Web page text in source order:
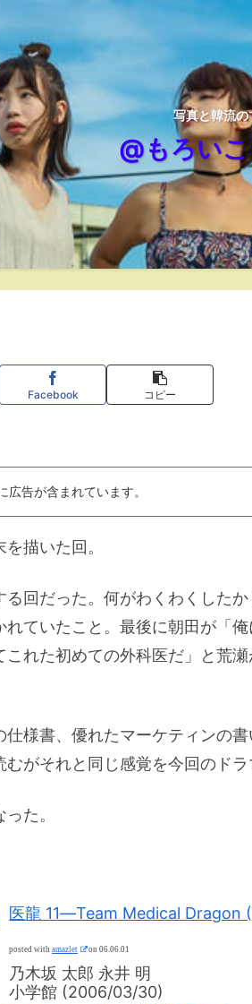
写真と韓流の
@もろい
Facebook コピー
広告が含まれています。
描いた回。
る回だった。何がわくわくした
ていたこと。最後に朝田が「
れた初めての外科医だ」と荒
様書、優れたマーケティンの
がそれと同じ感覚を今回のドラ
た。
医龍 11―Team Medical Dragon
posted with amazlet on 06.06.01
乃木坂 太郎 永井 明
小学館 (2006/03/30)